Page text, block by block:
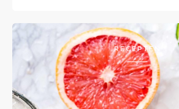
RECEPTEN